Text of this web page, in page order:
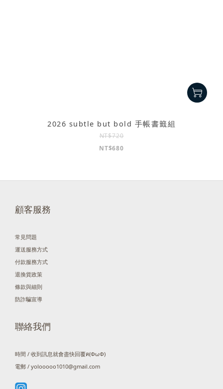
2026 subtle but bold 手帳書籤組
NT$720
NT$680
顧客服務
常見問題
運送服務方式
付款服務方式
退換貨政策
條款與細則
防詐騙宣導
聯絡我們
時間 / 收到訊息就會盡快回覆ฅ(ΦωΦ)
電郵 / yolooooo1010@gmail.com